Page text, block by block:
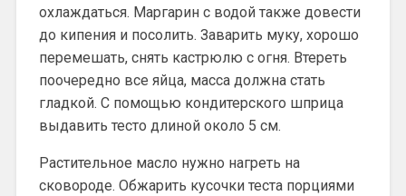
охлаждаться. Маргарин с водой также довести
до кипения и посолить. Заварить муку, хорошо
перемешать, снять кастрюлю с огня. Втереть
поочередно все яйца, масса должна стать
гладкой. С помощью кондитерского шприца
выдавить тесто длиной около 5 см.
Растительное масло нужно нагреть на
сковороде. Обжарить кусочки теста порциями